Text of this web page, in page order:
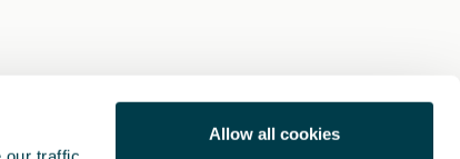
Allow all cookies